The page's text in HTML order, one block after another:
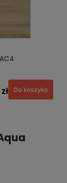
Do koszyka